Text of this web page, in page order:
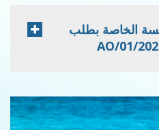
الخاصة بطلب